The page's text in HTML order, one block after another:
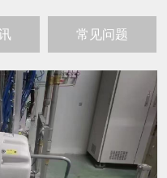
常见问题